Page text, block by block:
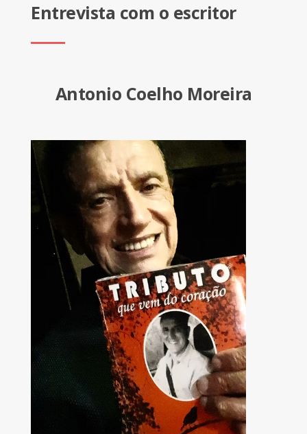
Entrevista com o escritor
Antonio Coelho Moreira